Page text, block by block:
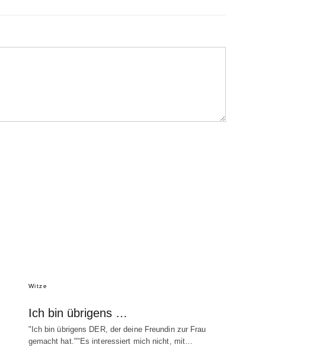
Witze
Ich bin übrigens …
"Ich bin übrigens DER, der deine Freundin zur Frau
gemacht hat.""Es interessiert mich nicht, mit…